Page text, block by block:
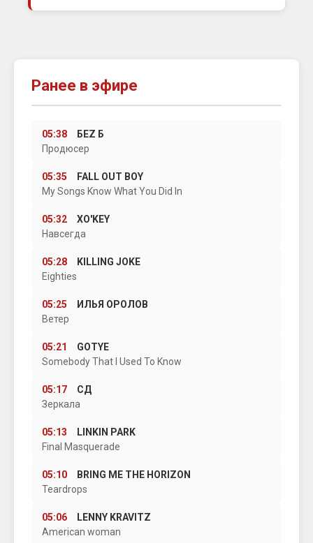
Ранее в эфире
05:38
БЕZ Б
Продюсер
05:35
FALL OUT BOY
My Songs Know What You Did In
05:32
XO'KEY
Навсегда
05:28
KILLING JOKE
Eighties
05:25
ИЛЬЯ ОРОЛОВ
Ветер
05:21
GOTYE
Somebody That I Used To Know
05:17
СД
Зеркала
05:13
LINKIN PARK
Final Masquerade
05:10
BRING ME THE HORIZON
Teardrops
05:06
LENNY KRAVITZ
American woman